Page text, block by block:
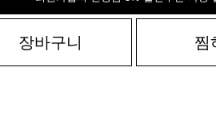
장바구니 찜